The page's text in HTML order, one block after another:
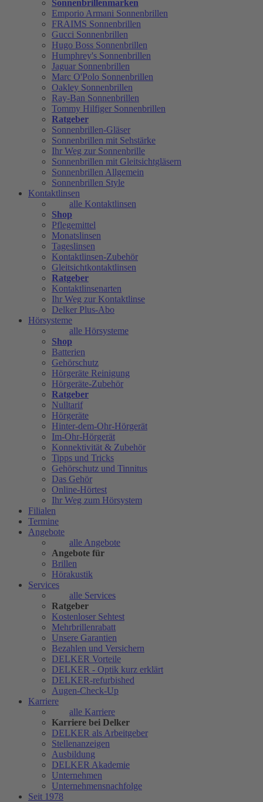
Sonnenbrillenmarken
Emporio Armani Sonnenbrillen
FRAIMS Sonnenbrillen
Gucci Sonnenbrillen
Hugo Boss Sonnenbrillen
Humphrey's Sonnenbrillen
Jaguar Sonnenbrillen
Marc O'Polo Sonnenbrillen
Oakley Sonnenbrillen
Ray-Ban Sonnenbrillen
Tommy Hilfiger Sonnenbrillen
Ratgeber
Sonnenbrillen-Gläser
Sonnenbrillen mit Sehstärke
Ihr Weg zur Sonnenbrille
Sonnenbrillen mit Gleitsichtgläsern
Sonnenbrillen Allgemein
Sonnenbrillen Style
Kontaktlinsen
alle Kontaktlinsen
Shop
Pflegemittel
Monatslinsen
Tageslinsen
Kontaktlinsen-Zubehör
Gleitsichtkontaktlinsen
Ratgeber
Kontaktlinsenarten
Ihr Weg zur Kontaktlinse
Delker Plus-Abo
Hörsysteme
alle Hörsysteme
Shop
Batterien
Gehörschutz
Hörgeräte Reinigung
Hörgeräte-Zubehör
Ratgeber
Nulltarif
Hörgeräte
Hinter-dem-Ohr-Hörgerät
Im-Ohr-Hörgerät
Konnektivität & Zubehör
Tipps und Tricks
Gehörschutz und Tinnitus
Das Gehör
Online-Hörtest
Ihr Weg zum Hörsystem
Filialen
Termine
Angebote
alle Angebote
Angebote für
Brillen
Hörakustik
Services
alle Services
Ratgeber
Kostenloser Sehtest
Mehrbrillenrabatt
Unsere Garantien
Bezahlen und Versichern
DELKER Vorteile
DELKER - Optik kurz erklärt
DELKER-refurbished
Augen-Check-Up
Karriere
alle Karriere
Karriere bei Delker
DELKER als Arbeitgeber
Stellenanzeigen
Ausbildung
DELKER Akademie
Unternehmen
Unternehmensnachfolge
Seit 1978